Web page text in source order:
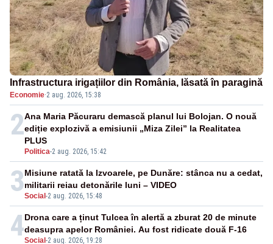
Infrastructura irigațiilor din România, lăsată în paragină
Economie·2 aug. 2026, 15:38
2
Politica-2 aug. 2026, 15:42
Ana Maria Păcuraru demască planul lui Bolojan. O nouă
ediție explozivă a emisiunii „Miza Zilei” la Realitatea
PLUS
3Social -2 aug. 2026, 15:48
Misiune ratată la Izvoarele, pe Dunăre: stânca nu a cedat,
militarii reiau detonările luni – VIDEO
4Social -2 aug. 2026, 19:28
Drona care a ținut Tulcea în alertă a zburat 20 de minute
deasupra apelor României. Au fost ridicate două F-16